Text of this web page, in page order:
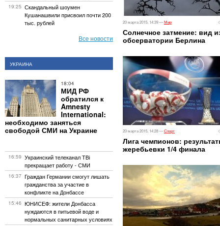
20 марта 2015, 14:39 —Мир
Солнечное затмение: вид
обсерватории Берлина
20 марта 2015, 14:28 —Спорт
Лига чемпионов:
жеребьевки 1/4 финала
19:25 Скандальный шоумен
Кушанашвили присвоил почти 200
тыс. рублей
Все новости
УКРАИНА
18:04
МИД РФ
обратился к
Amnesty
International:
необходимо заняться
свободой СМИ на Украине
16:59 Украинский телеканал ТВі
прекращает работу - СМИ
16:37 Граждан Германии смогут лишать
гражданства за участие в
конфликте на Донбассе
15:46 ЮНИСЕФ: жители Донбасса
нуждаются в питьевой воде и
нормальных санитарных условиях